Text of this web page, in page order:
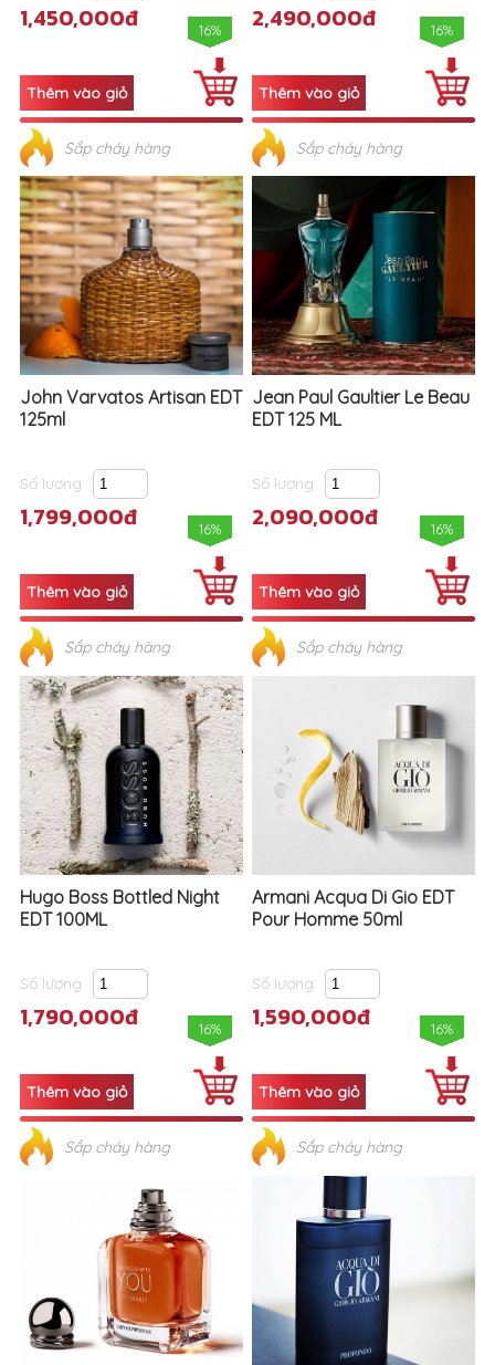
1,450,000đ 16%
Sắp cháy hàng
2,490,000đ 16%
Sắp cháy hàng
John Varvatos Artisan EDT
125ml
Số lượng
1,799,000đ 16%
Sắp cháy hàng
Jean Paul Gaultier Le Beau
EDT 125 ML
Số lượng
2,090,000đ 16%
Sắp cháy hàng
Hugo Boss Bottled Night
EDT 100ML
Số lượng
1,790,000đ 16%
Sắp cháy hàng
Armani Acqua Di Gio EDT
Pour Homme 50ml
Số lượng
1,590,000đ 16%
Sắp cháy hàng